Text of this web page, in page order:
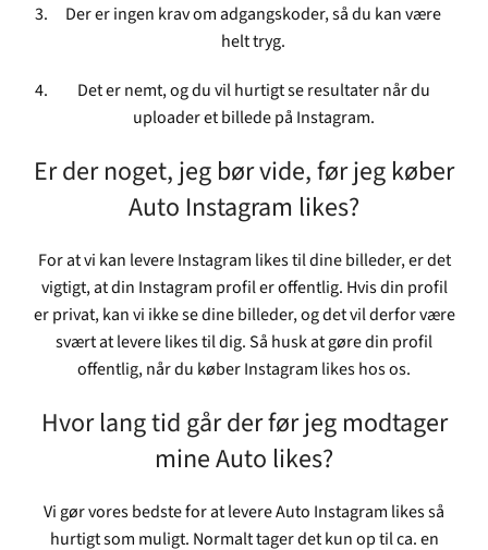
Der er ingen krav om adgangskoder, så du kan være
helt tryg.
Det er nemt, og du vil hurtigt se resultater når du
uploader et billede på Instagram.
Er der noget, jeg bør vide, før jeg køber
Auto Instagram likes?
For at vi kan levere Instagram likes til dine billeder, er det
vigtigt, at din Instagram profil er offentlig. Hvis din profil
er privat, kan vi ikke se dine billeder, og det vil derfor være
svært at levere likes til dig. Så husk at gøre din profil
offentlig, når du køber Instagram likes hos os.
Hvor lang tid går der før jeg modtager
mine Auto likes?
Vi gør vores bedste for at levere Auto Instagram likes så
hurtigt som muligt. Normalt tager det kun op til ca. en